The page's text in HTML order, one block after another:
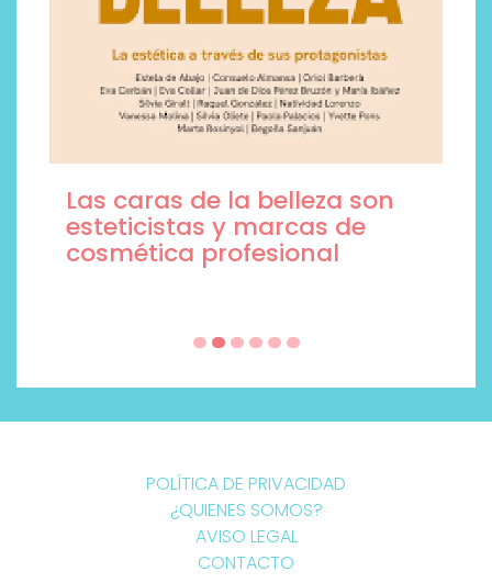
Las caras de la belleza son
esteticistas y marcas de
cosmética profesional
POLÍTICA DE PRIVACIDAD
¿QUIENES SOMOS?
AVISO LEGAL
CONTACTO